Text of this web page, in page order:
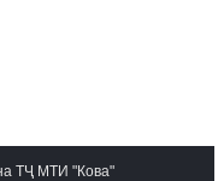
ТҶ МТИ "Кова"